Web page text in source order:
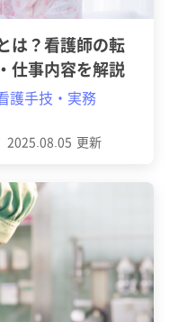
2025.08.05 更新
は？看護師の転
仕事内容を解説
護手技・実務